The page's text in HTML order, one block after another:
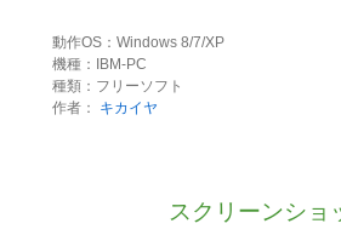
動作OS：Windows 8/7/XP
機種：IBM-PC
種類：フリーソフト
作者：
キカイヤ
スクリーンショ